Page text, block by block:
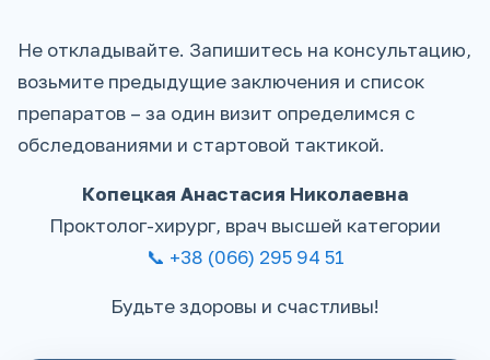
Не откладывайте. Запишитесь на консультацию,
возьмите предыдущие заключения и список
препаратов – за один визит определимся с
обследованиями и стартовой тактикой.
Копецкая Анастасия Николаевна
Проктолог-хирург, врач высшей категории
📞 +38 (066) 295 94 51
Будьте здоровы и счастливы!